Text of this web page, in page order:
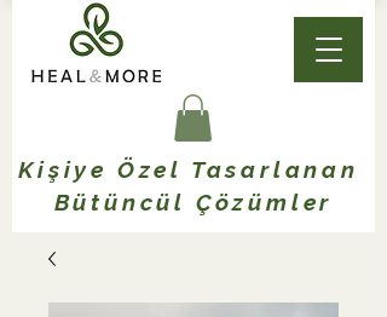
Kişiye Özel Tasarlanan
Bütüncül Çözümler